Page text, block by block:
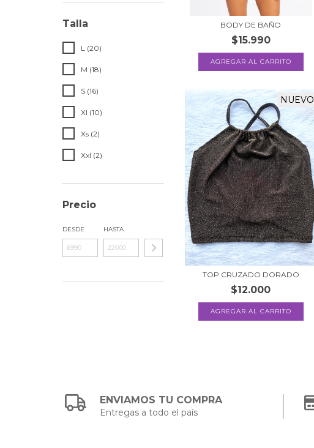
Talla
L (20)
M (18)
S (16)
Xl (10)
Xs (2)
Xxl (2)
Precio
DESDE HASTA
BODY DE BAÑO
$15.990
AGREGAR AL CARRITO
NUEVO
TOP CRUZADO DORADO
$12.000
ENVIAMOS TU COMPRA
Entregas a todo el país